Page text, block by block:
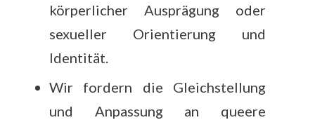
körperlicher Ausprägung oder
sexueller Orientierung und
Identität.
Wir fordern die Gleichstellung
und Anpassung an queere